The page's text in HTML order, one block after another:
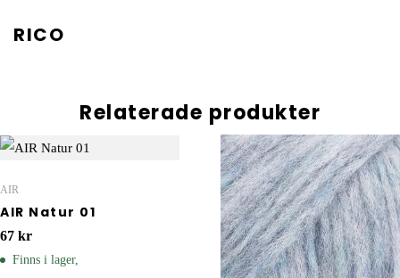
RICO
Relaterade produkter
AIR
AIR Natur 01
67 kr
Finns i lager,